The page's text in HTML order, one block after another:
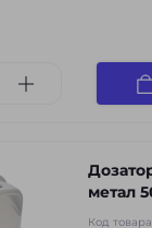
метал
Код